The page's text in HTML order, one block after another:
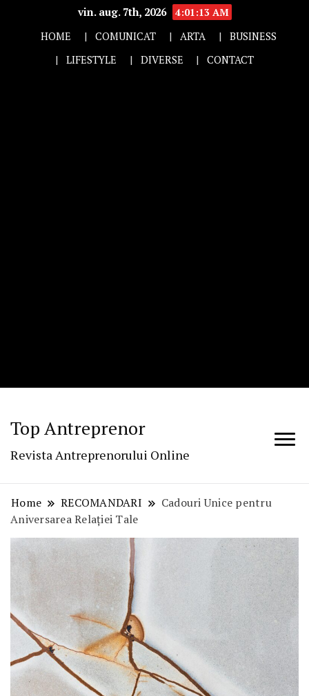
vin. aug. 7th, 2026
4:01:14 AM
HOME
COMUNICAT ARTA
BUSINESS
LIFESTYLE
DIVERSE CONTACT
Top Antreprenor
Revista Antreprenorului Online
Home RECOMANDARI
Cadouri Unice pentru
Aniversarea Relației Tale